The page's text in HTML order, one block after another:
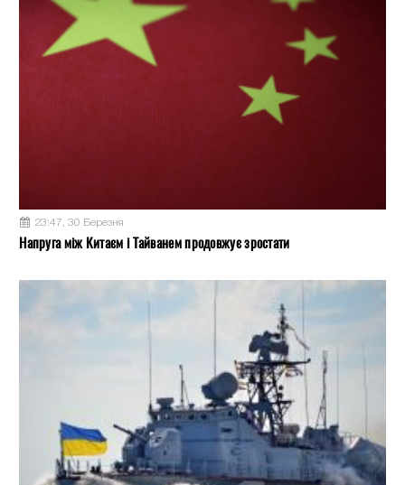
23:47, 30 Березня
Напруга між Китаєм і Тайванем продовжує зростати